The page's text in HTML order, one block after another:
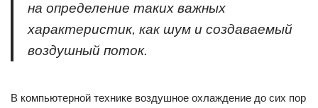
на определение таких важных
характеристик, как шум и создаваемый
воздушный поток.
В компьютерной технике воздушное охлаждение до сих пор